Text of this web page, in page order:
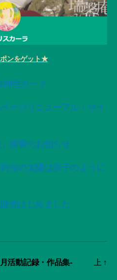
ンをゲット★
神性カード
ージリニューアル・サイ
移管のお知らせ
位の太陽は赤子のように
売はじめました
活動記録・作品集-
上 ↑